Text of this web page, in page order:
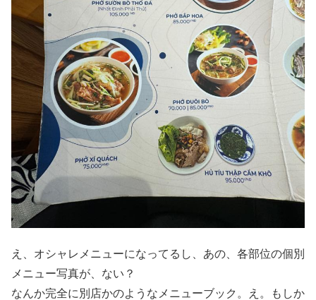
え、オシャレメニューになってるし、あの、各部位の個別
メニュー写真が、ない？
なんか完全に別店かのようなメニューブック。え。もしか